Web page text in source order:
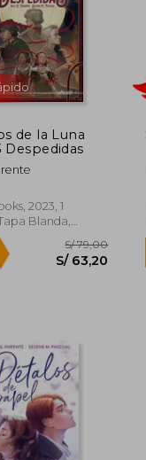
de la Luna
Despedidas
2023, 1
Blanda,
Rápido